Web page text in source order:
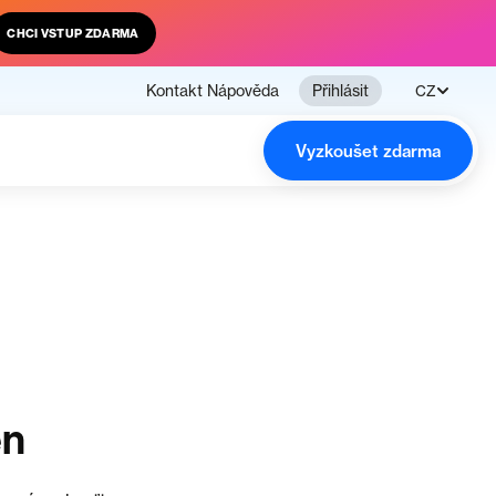
CHCI VSTUP ZDARMA
Kontakt Nápověda Přihlásit CZ
Vyzkoušet zdarma